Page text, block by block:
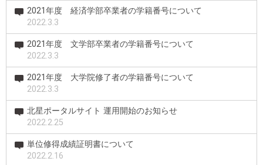
2021年度 経済学部卒業者の学籍番号について
2022.3.3
2021年度 文学部卒業者の学籍番号について
2022.3.3
2021年度 大学院修了者の学籍番号について
2022.3.3
北星ポータルサイト 運用開始のお知らせ
2022.2.25
単位修得成績証明書について
2022.2.16